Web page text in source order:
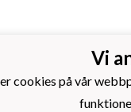
Idrottsförening rf.
14
Vi
cookies på vår